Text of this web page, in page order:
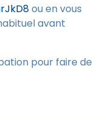
ou en vous
avant
pour faire de